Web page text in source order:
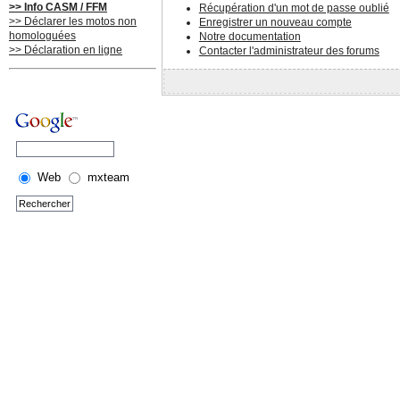
>> Info CASM / FFM
>> Déclarer les motos non
homologuées
>> Déclaration en ligne
Web mxteam
Récupération d'un mot de passe oublié
Enregistrer un nouveau compte
Notre documentation
Contacter l'administrateur des forums